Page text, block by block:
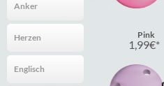
Anker
Herzen
Englisch
Pink
1,99€